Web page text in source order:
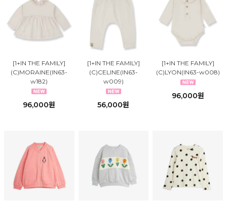
[1+IN THE FAMILY]
(C)MORAINE(IN63-
w182)
96,000원
[1+IN THE FAMILY]
(C)CELINE(IN63-
w009)
56,000원
[1+IN THE FAMILY]
(C)LYON(IN63-w008)
96,000원